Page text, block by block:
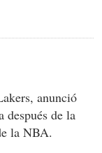
anunció
después de la
la NBA.